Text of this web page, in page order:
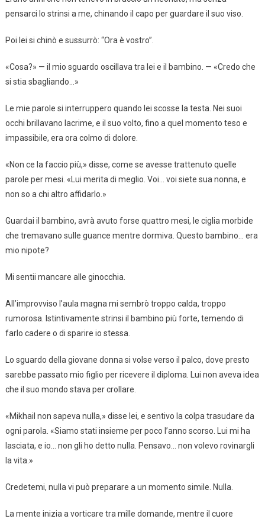
pensarci lo strinsi a me, chinando il capo per guardare il suo viso.
Poi lei si chinò e sussurrò: “Ora è vostro”.
«Cosa?» — il mio sguardo oscillava tra lei e il bambino. — «Credo che
si stia sbagliando…»
Le mie parole si interruppero quando lei scosse la testa. Nei suoi
occhi brillavano lacrime, e il suo volto, fino a quel momento teso e
impassibile, era ora colmo di dolore.
«Non ce la faccio più,» disse, come se avesse trattenuto quelle
parole per mesi. «Lui merita di meglio. Voi… voi siete sua nonna, e
non so a chi altro affidarlo.»
Guardai il bambino, avrà avuto forse quattro mesi, le ciglia morbide
che tremavano sulle guance mentre dormiva. Questo bambino… era
mio nipote?
Mi sentii mancare alle ginocchia.
All’improvviso l’aula magna mi sembrò troppo calda, troppo
rumorosa. Istintivamente strinsi il bambino più forte, temendo di
farlo cadere o di sparire io stessa.
Lo sguardo della giovane donna si volse verso il palco, dove presto
sarebbe passato mio figlio per ricevere il diploma. Lui non aveva idea
che il suo mondo stava per crollare.
«Mikhail non sapeva nulla,» disse lei, e sentivo la colpa trasudare da
ogni parola. «Siamo stati insieme per poco l’anno scorso. Lui mi ha
lasciata, e io… non gli ho detto nulla. Pensavo… non volevo rovinargli
la vita.»
Credetemi, nulla vi può preparare a un momento simile. Nulla.
La mente inizia a vorticare tra mille domande, mentre il cuore